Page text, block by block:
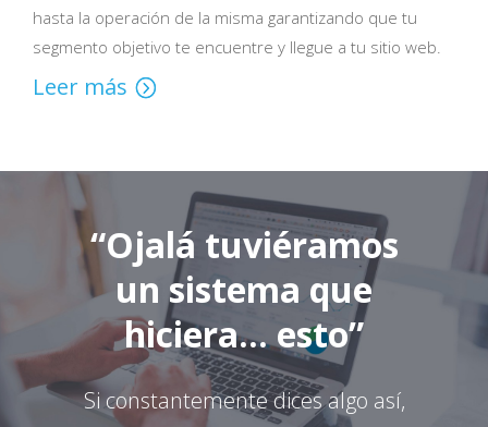
hasta la operación de la misma garantizando que tu
segmento objetivo te encuentre y llegue a tu sitio web.
Leer más
“Ojalá tuviéramos
un sistema que
hiciera… esto”
Si constantemente dices algo así,